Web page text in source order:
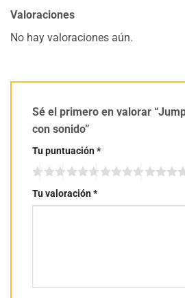
Valoraciones
No hay valoraciones aún.
Sé el primero en valorar
con sonido”
Tu puntuación*
Tu valoración*